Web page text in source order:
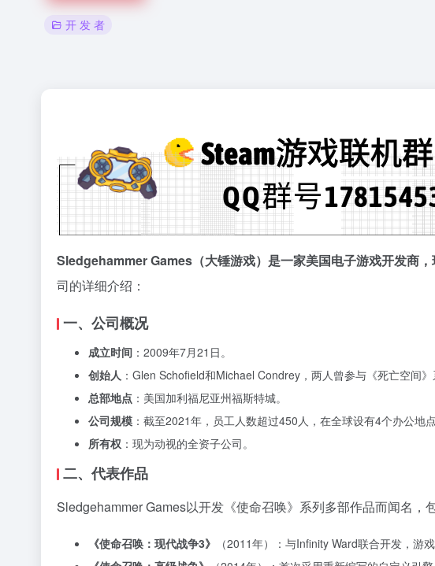
开 发 者
Sledgehammer Games（大锤游戏）是一家美国电子游戏开发商
司的详细介绍：
一、公司概况
成立时间 ：2009年7月21日。
创始人 ：Glen Schofield和Michael Condrey，两人曾参与《死亡空间》
总部地点 ：美国加利福尼亚州福斯特城。
公司规模 ：截至2021年，员工人数超过450人，在全球设有4个办公地
所有权 ：现为动视的全资子公司。
二、代表作品
Sledgehammer Games以开发《使命召唤》系列多部作品而闻名，
《使命召唤：现代战争3》
（2011年）：与Infinity Ward联合开发，游